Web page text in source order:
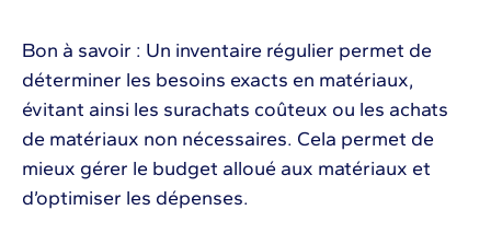
Bon à savoir : Un inventaire régulier permet de
déterminer les besoins exacts en matériaux,
évitant ainsi les surachats coûteux ou les achats
de matériaux non nécessaires. Cela permet de
mieux gérer le budget alloué aux matériaux et
d’optimiser les dépenses.